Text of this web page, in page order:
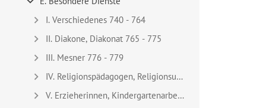
I. Verschiedenes 740 - 764
II. Diakone, Diakonat 765 - 775
III. Mesner 776 - 779
IV. Religionspädagogen, Religionsunterricht, Schuldekane
V. Erzieherinnen, Kindergartenarbeit, Waldheimarbeit 794